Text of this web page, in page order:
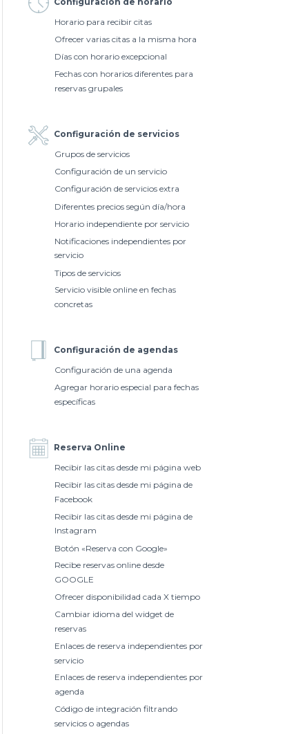
Horario para recibir citas
Ofrecer varias citas a la misma hora
Días con horario excepcional
Fechas con horarios diferentes para
reservas grupales
Configuración de servicios
Grupos de servicios
Configuración de un servicio
Configuración de servicios extra
Diferentes precios según día/hora
Horario independiente por servicio
Notificaciones independientes por
servicio
Tipos de servicios
Servicio visible online en fechas
concretas
Configuración de agendas
Configuración de una agenda
Agregar horario especial para fechas
específicas
Reserva Online
Recibir las citas desde mi página web
Recibir las citas desde mi página de
Facebook
Recibir las citas desde mi página de
Instagram
Botón «Reserva con Google»
Recibe reservas online desde
GOOGLE
Ofrecer disponibilidad cada X tiempo
Cambiar idioma del widget de
reservas
Enlaces de reserva independientes por
servicio
Enlaces de reserva independientes por
agenda
Código de integración filtrando
servicios o agendas